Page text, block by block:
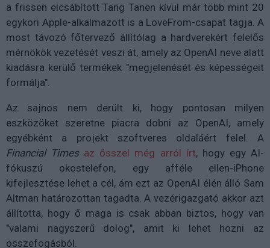
a frissen elcsábított Tang Tanen kívül már több mint 20
egykori Apple-alkalmazott is a LoveFrom-csapat tagja. A
most távozó főtervező állítólag a hardverekért felelős
mérnökök vezetését veszi át, amely az OpenAI neve alatt
kiadásra kerülő termékek "megjelenését és képességeit
formálja".
Az sajnos nem derült ki, hogy pontosan milyen
eszközöket szeretne piacra dobni az OpenAI, amely
egyébként a projekt szoftveres oldaláért felel. A
Financial Times az ősszel még arról írt, hogy egy AI-
fókuszú okostelefon, egy afféle ellen-iPhone
kifejlesztése lehet a cél, ám ezt az OpenAI élén álló Sam
Altman határozottan tagadta. A vezérigazgató akkor azt
állította, hogy ő maga is csak abban biztos, hogy van
"valami nagyszerű dolog", amit ki lehet hozni az
összefogásból.